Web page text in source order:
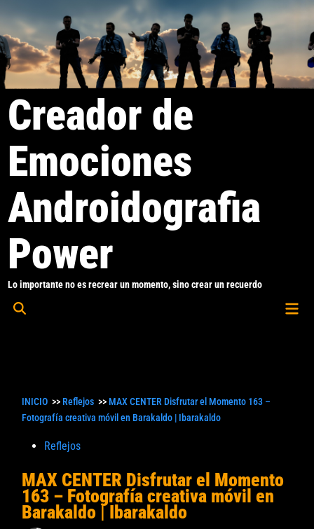
al
contenido
Creador de
Emociones
Androidografia
Power
Lo importante no es recrear un momento, sino crear un recuerdo
Abrir
INICIO >> Reflejos >> MAX CENTER Disfrutar el Momento 163 –
Fotografía creativa móvil en Barakaldo | Ibarakaldo
Publicado
Reflejos
MAX CENTER Disfrutar el Momento
163 – Fotografía creativa móvil en
Barakaldo | Ibarakaldo